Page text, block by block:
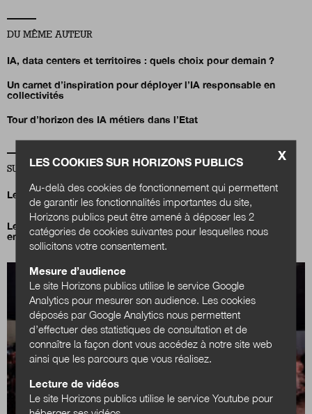
DU MÊME AUTEUR
IA, data centers et territoires : quels choix pour demain ?
Un carnet d’inspiration pour déployer l’IA responsable en
collectivités
Tour d’horizon des IA métiers dans l’Etat
SUR LA MÊME THÉMATIQUE ENVIRONNEMENT
Le Grand Annecy veut en finir avec le fioul
Le financement de la transformation écologique au cœur des
enjeux des collectivités territoriales
X
LES COOKIES SUR HORIZONS PUBLICS
Au-delà des cookies de fonctionnement qui permettent
de garantir les fonctionnalités importantes du site,
Horizons publics peut être amené à déposer les 2
catégories de cookies suivantes pour lesquelles nous
sollicitons votre consentement.
Mesure d’audience
Le site Horizons publics utilise le service Google
Analytics pour mesurer son audience. Les cookies
déposés par Google Analytics nous permettent
d’effectuer des statistiques de consultation et de
connaître la façon dont vous accédez à notre site web
ainsi que les parcours que vous réalisez.
Lecture de vidéos
Le site Horizons publics utilise le service Youtube pour